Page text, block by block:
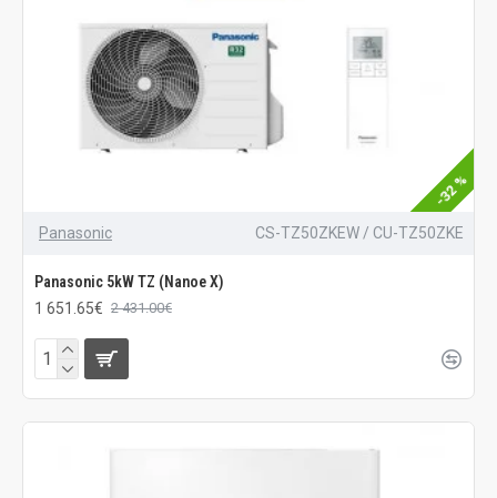
-32 %
Panasonic CS-TZ50ZKEW / CU-TZ50ZKE
Panasonic 5kW TZ (Nanoe X)
1 651.65€ 2 431.00€